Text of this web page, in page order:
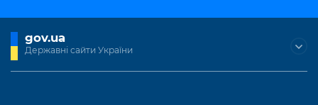
gov.ua
Державні сайти України